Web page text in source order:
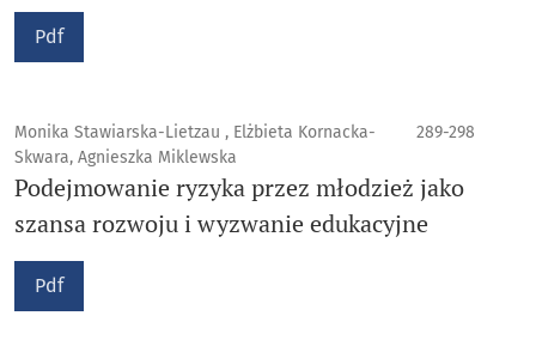
Pdf
Monika Stawiarska-Lietzau , Elżbieta Kornacka-
Skwara, Agnieszka Miklewska
289-298
Podejmowanie ryzyka przez młodzież jako
szansa rozwoju i wyzwanie edukacyjne
Pdf